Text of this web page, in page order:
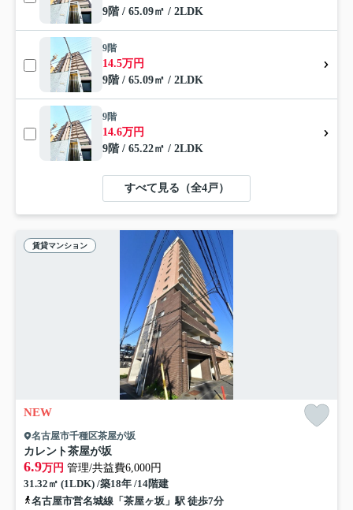
9階 / 65.09㎡ / 2LDK
9階
14.5万円
9階 / 65.09㎡ / 2LDK
9階
14.6万円
9階 / 65.22㎡ / 2LDK
すべて見る（全4戸）
賃貸マンション
NEW
名古屋市千種区茶屋が坂
カレント茶屋が坂
6.9万円 管理/共益費6,000円
31.32㎡ (1LDK) /築18年 /14階建
名古屋市営名城線「茶屋ヶ坂」駅 徒歩7分